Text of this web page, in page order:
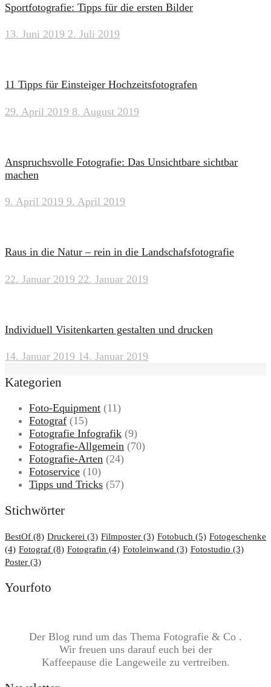
Sportfotografie: Tipps für die ersten Bilder
13. Juni 2019 2. Juli 2019
11 Tipps für Einsteiger Hochzeitsfotografen
29. April 2019 8. August 2019
Anspruchsvolle Fotografie: Das Unsichtbare sichtbar
machen
9. April 2019 9. April 2019
Raus in die Natur – rein in die Landschafsfotografie
22. Januar 2019 22. Januar 2019
Individuell Visitenkarten gestalten und drucken
14. Januar 2019 14. Januar 2019
Kategorien
Foto-Equipment (11)
Fotograf (15)
Fotografie Infografik (9)
Fotografie-Allgemein (70)
Fotografie-Arten (24)
Fotoservice (10)
Tipps und Tricks (57)
Stichwörter
BestOf (8) Druckerei (3) Filmposter (3) Fotobuch (5) Fotogeschenke
(4) Fotograf (8) Fotografin (4) Fotoleinwand (3) Fotostudio (3)
Poster (3)
Yourfoto
Der Blog rund um das Thema Fotografie & Co .
Wir freuen uns darauf euch bei der
Kaffeepause die Langeweile zu vertreiben.